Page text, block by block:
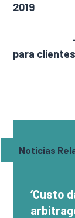
2019
para
Notícias
‘Custo